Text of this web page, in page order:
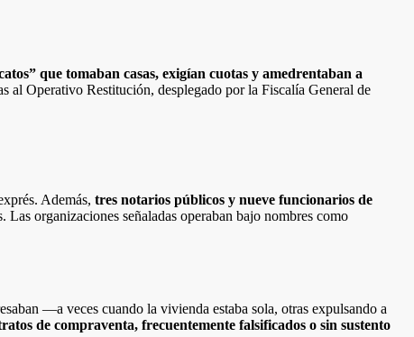
que tomaban casas, exigían cuotas y amedrentaban a
al Operativo Restitución, desplegado por la Fiscalía General de
Además, tres notarios públicos y nueve funcionarios de
organizaciones señaladas operaban bajo nombres como
—a veces cuando la vivienda estaba sola, otras expulsando a
de compraventa, frecuentemente falsificados o sin sustento